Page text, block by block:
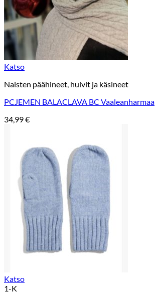
Katso
Naisten päähineet, huivit ja käsineet
PCJEMEN BALACLAVA BC Vaaleanharmaa
34,99€
Katso
1-K